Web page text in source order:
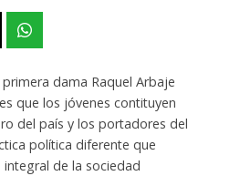
dama Raquel Arbaje
que los jóvenes contituyen
del país y los portadores del
política diferente que
de la sociedad